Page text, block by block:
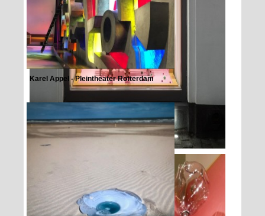
Karel Appel - Pleintheater Rotterdam